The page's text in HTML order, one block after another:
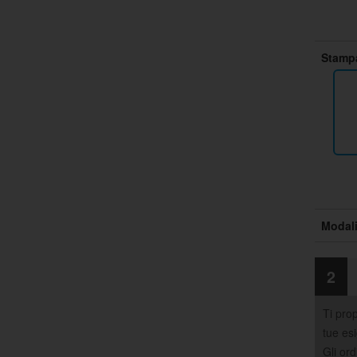
2
Ti
tue
Gli